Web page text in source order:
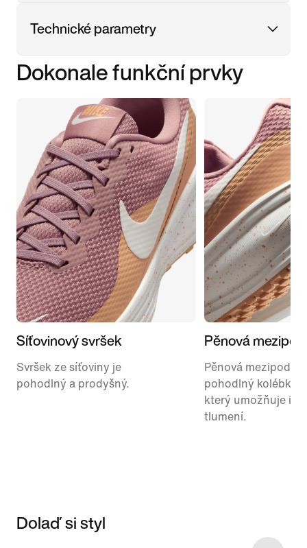
Technické parametry
Dokonale funkční prvky
Síťovinový svršek
Svršek ze síťoviny je
pohodlný a prodyšný.
Pěnová
Pěnová
pohodlný
který umožňuje
tlumení.
Dolaď si styl